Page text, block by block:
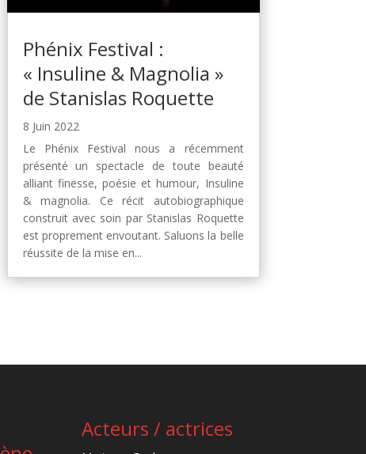
Phénix Festival :
« Insuline & Magnolia »
de Stanislas Roquette
8 Juin 2022
Le Phénix Festival nous a récemment
présenté un spectacle de toute beauté
alliant finesse, poésie et humour, Insuline
& magnolia. Ce récit autobiographique
construit avec soin par Stanislas Roquette
est proprement envoutant. Saluons la belle
réussite de la mise en...
Acteurs / actrices